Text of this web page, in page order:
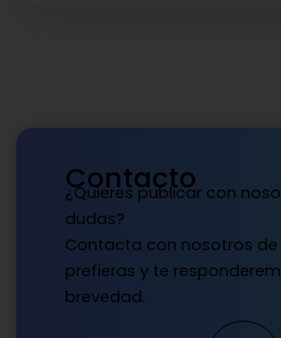
Contacto
¿Quieres publicar con
dudas?
Contacta con nosotros
prefieras y te
brevedad.